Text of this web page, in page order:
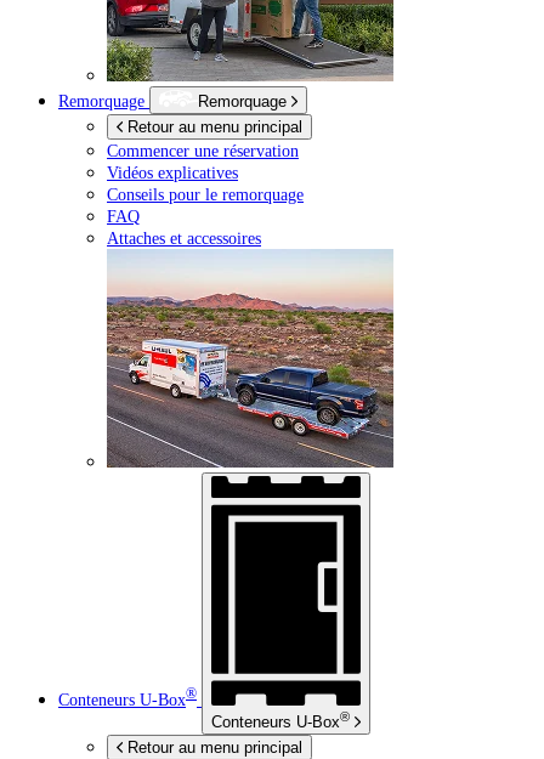
Remorquage
Remorquage
Retour au menu principal
Commencer une réservation
Vidéos explicatives
Conseils pour le remorquage
FAQ
Attaches et accessoires
Conteneurs U-Box®
Conteneurs U-Box®
Retour au menu principal